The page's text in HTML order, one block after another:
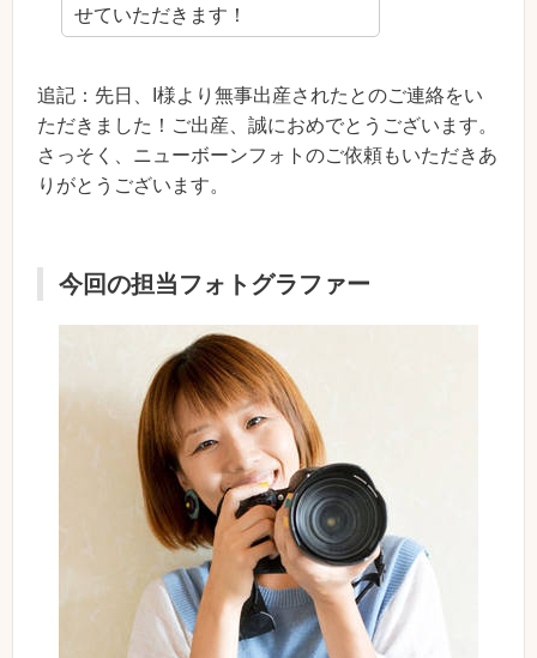
せていただきます！
追記：先日、I様より無事出産されたとのご連絡をい
ただきました！ご出産、誠におめでとうございます。
さっそく、ニューボーンフォトのご依頼もいただきあ
りがとうございます。
今回の担当フォトグラファー